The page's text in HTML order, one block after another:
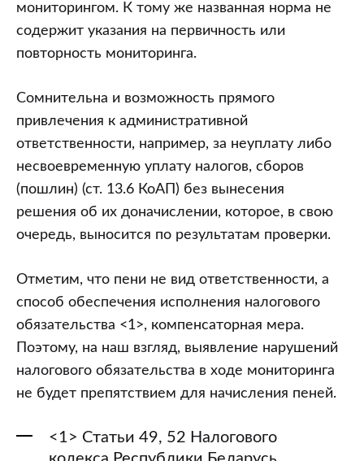
мониторингом. К тому же названная норма не
содержит указания на первичность или
повторность мониторинга.
Сомнительна и возможность прямого
привлечения к административной
ответственности, например, за неуплату либо
несвоевременную уплату налогов, сборов
(пошлин) (ст. 13.6 КоАП) без вынесения
решения об их доначислении, которое, в свою
очередь, выносится по результатам проверки.
Отметим, что пени не вид ответственности, а
способ обеспечения исполнения налогового
обязательства <1>, компенсаторная мера.
Поэтому, на наш взгляд, выявление нарушений
налогового обязательства в ходе мониторинга
не будет препятствием для начисления пеней.
<1> Статьи 49, 52 Налогового